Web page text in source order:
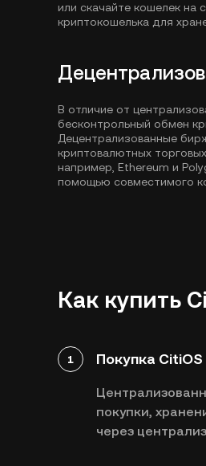
или скачайте кошелек
криптокошелька для
В отличие от
бесконтрольный обмен
Децентрализованные
криптовалютных
например, Ethereum и
помощью совместимого
Как купить
1 Покупка
покупки,
через